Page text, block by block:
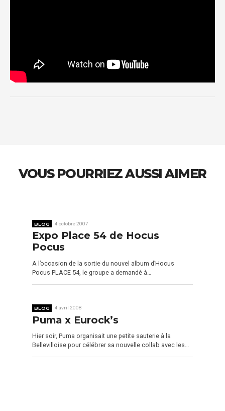
VOUS POURRIEZ AUSSI AIMER
BLOG 4 octobre 2007
Expo Place 54 de Hocus
Pocus
A l’occasion de la sortie du nouvel album d’Hocus
Pocus PLACE 54, le groupe a demandé à…
BLOG 4 avril 2008
Puma x Eurock’s
Hier soir, Puma organisait une petite sauterie à la
Bellevilloise pour célébrer sa nouvelle collab avec les…